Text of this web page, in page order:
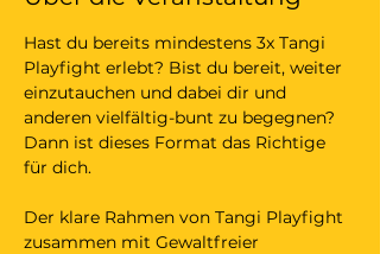
Hast du bereits mindestens 3x Tangi
Playfight erlebt? Bist du bereit, weiter
einzutauchen und dabei dir und
anderen vielfältig-bunt zu begegnen?
Dann ist dieses Format das Richtige
für dich.
Der klare Rahmen von Tangi Playfight
zusammen mit Gewaltfreier